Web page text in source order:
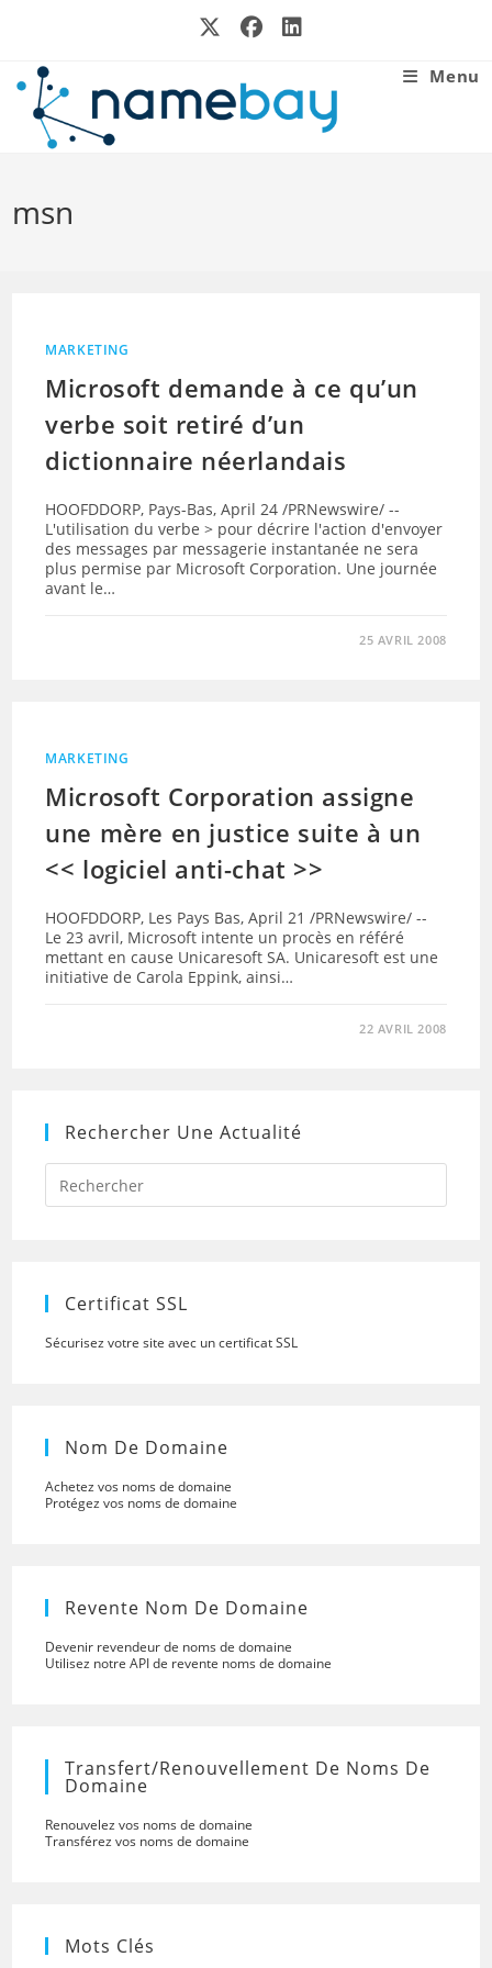
Menu
msn
MARKETING
Microsoft demande à ce qu’un
verbe soit retiré d’un
dictionnaire néerlandais
HOOFDDORP, Pays-Bas, April 24 /PRNewswire/ --
L'utilisation du verbe > pour décrire l'action d'envoyer
des messages par messagerie instantanée ne sera
plus permise par Microsoft Corporation. Une journée
avant le…
25 AVRIL 2008
MARKETING
Microsoft Corporation assigne
une mère en justice suite à un
<< logiciel anti-chat >>
HOOFDDORP, Les Pays Bas, April 21 /PRNewswire/ --
Le 23 avril, Microsoft intente un procès en référé
mettant en cause Unicaresoft SA. Unicaresoft est une
initiative de Carola Eppink, ainsi…
22 AVRIL 2008
Rechercher Une Actualité
Press
to
Certificat SSL
Sécurisez votre site avec un certificat SSL
Nom De Domaine
Achetez vos noms de domaine
Protégez vos noms de domaine
Revente Nom De Domaine
Devenir revendeur de noms de domaine
Utilisez notre API de revente noms de domaine
Transfert/renouvellement De Noms De
Domaine
Renouvelez vos noms de domaine
Transférez vos noms de domaine
Mots Clés